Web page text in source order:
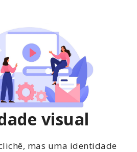
visual
mas uma identidade